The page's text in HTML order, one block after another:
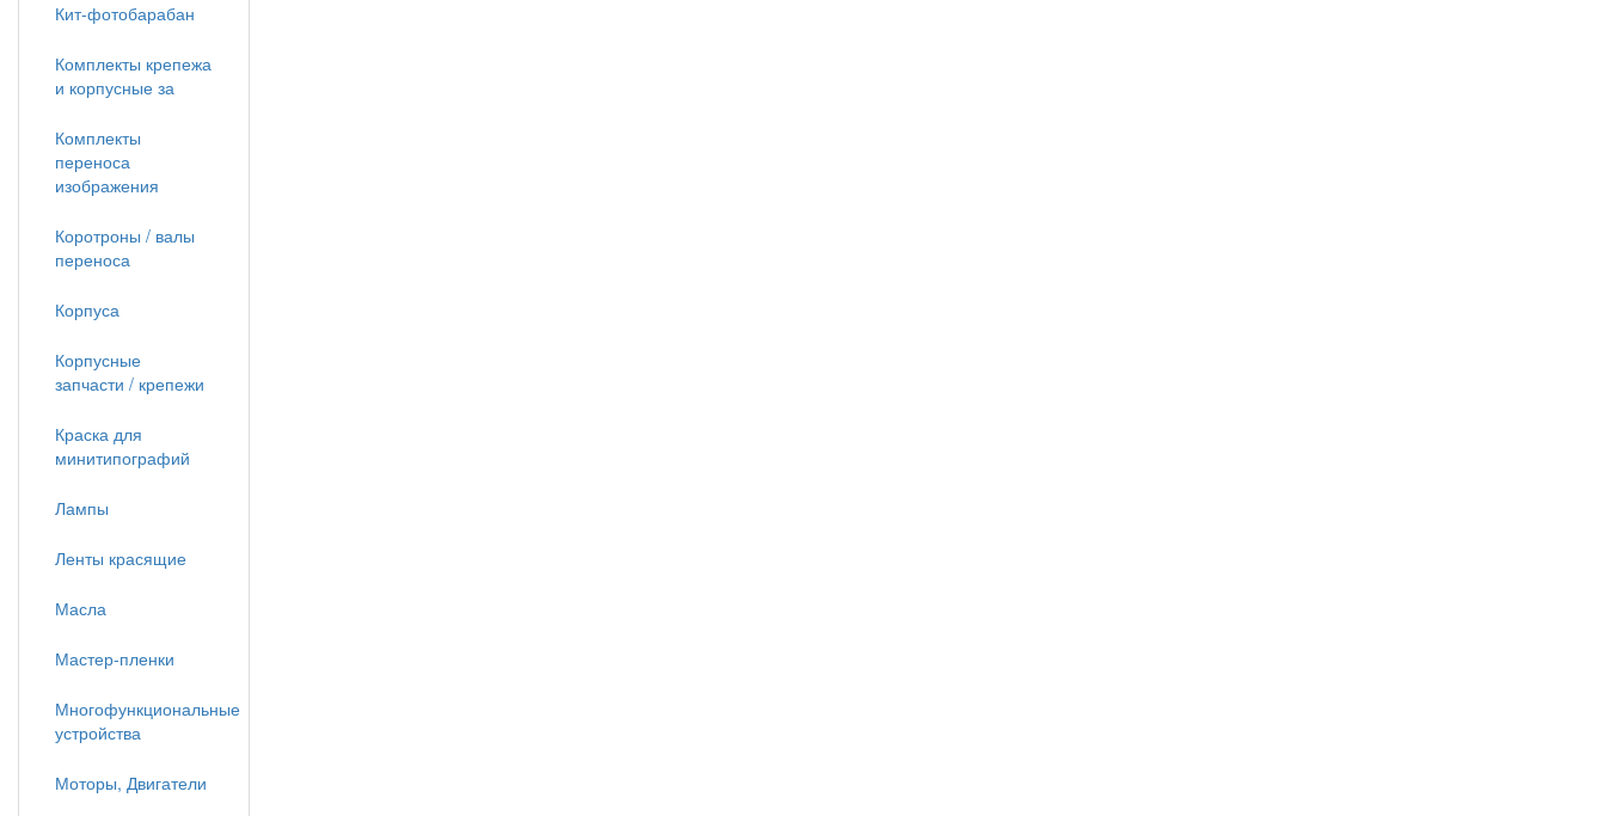
Кит-фотобарабан
Комплекты крепежа
и корпусные за
Комплекты
переноса
изображения
Коротроны / валы
переноса
Корпуса
Корпусные
запчасти / крепежи
Краска для
минитипографий
Лампы
Ленты красящие
Масла
Мастер-пленки
Многофункциональные
устройства
Моторы, Двигатели